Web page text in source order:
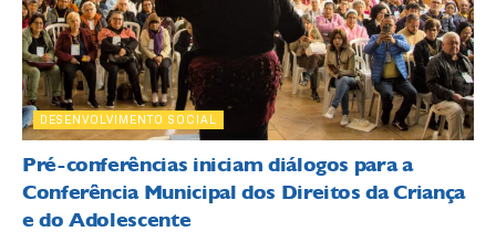
DESENVOLVIMENTO SOCIAL
Pré-conferências iniciam diálogos para a
Conferência Municipal dos Direitos da Criança
e do Adolescente